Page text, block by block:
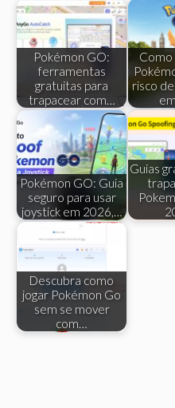
Pokémon GO:
ferramentas
gratuitas para
trapacear com…
risco
Pokémon GO: Guia
seguro para usar
joystick em 2026,…
Guias
Descubra como
jogar Pokémon Go
sem se mover
com…